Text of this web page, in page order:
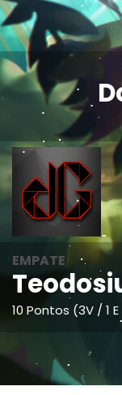
EMPATE
10 Pontos (3V / 1 E